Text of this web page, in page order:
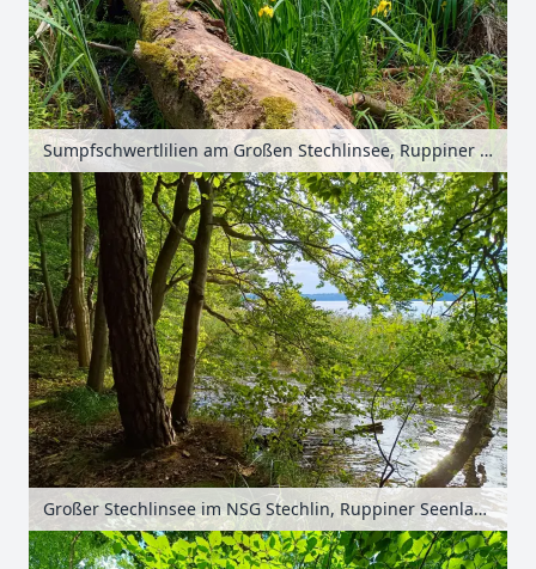
Sumpfschwertlilien am Großen Stechlinsee, Ruppiner Seenland, Brandenburg, Deutschland
Großer Stechlinsee im NSG Stechlin, Ruppiner Seenland, Brandenburg, Deutschland